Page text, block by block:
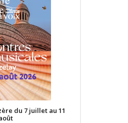
du 7 juillet au 11